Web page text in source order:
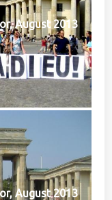
August 2013
August 2013